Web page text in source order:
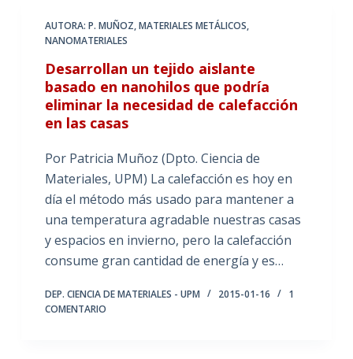
AUTORA: P. MUÑOZ,MATERIALES METÁLICOS,
NANOMATERIALES
Desarrollan un tejido aislante
basado en nanohilos que podría
eliminar la necesidad de calefacción
en las casas
Por Patricia Muñoz (Dpto. Ciencia de
Materiales, UPM) La calefacción es hoy en
día el método más usado para mantener a
una temperatura agradable nuestras casas
y espacios en invierno, pero la calefacción
consume gran cantidad de energía y es…
DEP. CIENCIA DE MATERIALES - UPM 2015-01-16
1
COMENTARIO